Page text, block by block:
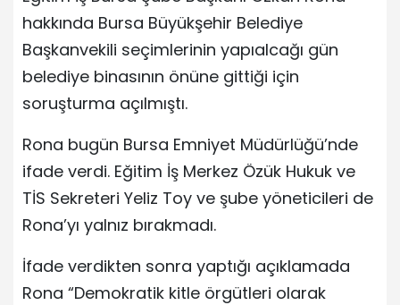
hakkında Bursa Büyükşehir Belediye
Başkanvekili seçimlerinin yapıalcağı gün
belediye binasının önüne gittiği için
soruşturma açılmıştı.
Rona bugün Bursa Emniyet Müdürlüğü’nde
ifade verdi. Eğitim İş Merkez Özük Hukuk ve
TİS Sekreteri Yeliz Toy ve şube yöneticileri de
Rona’yı yalnız bırakmadı.
İfade verdikten sonra yaptığı açıklamada
Rona “Demokratik kitle örgütleri olarak